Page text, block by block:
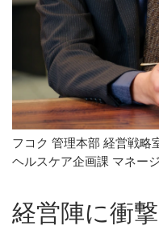
フコク 管理本部 経営戦略
ヘルスケア企画課 マネー
経営陣に衝